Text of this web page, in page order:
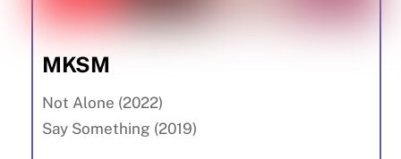
MKSM
Not Alone (2022)
Say Something (2019)